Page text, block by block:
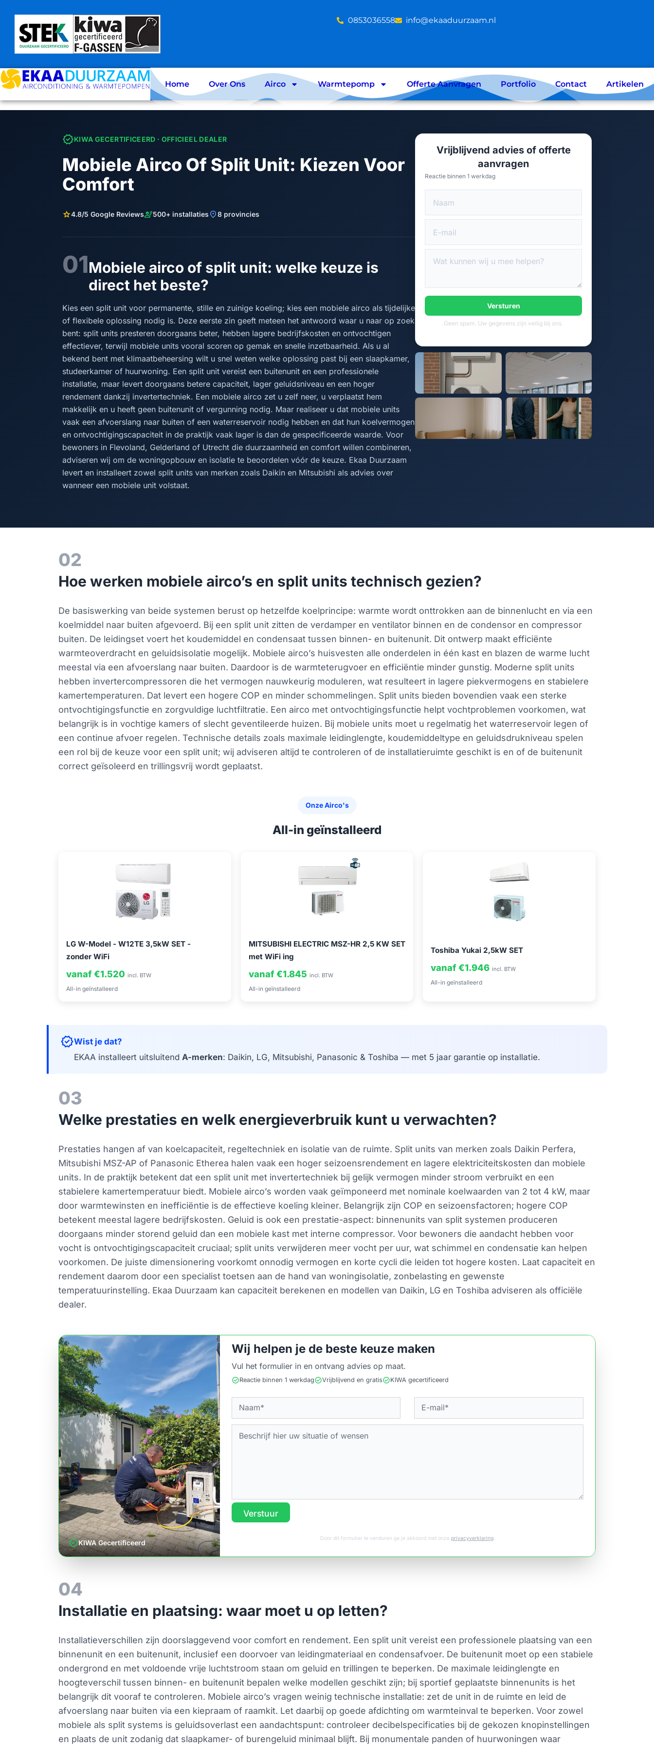
content
‪0853036558 info@ekaaduurzaam.nl
Home Over Ons Airco Warmtepomp Offerte Aanvragen Portfolio Contact Artikelen
verifiedKIWA GECERTIFICEERD · OFFICIEEL DEALER
Mobiele Airco Of Split Unit: Kiezen Voor
Comfort
star4.8/5 Google Reviewsengineering500+ installaties location_on8 provincies
01Mobiele airco of split unit: welke keuze is
direct het beste?
Kies een split unit voor permanente, stille en zuinige koeling; kies een mobiele airco als tijdelijke
of flexibele oplossing nodig is. Deze eerste zin geeft meteen het antwoord waar u naar op zoek
bent: split units presteren doorgaans beter, hebben lagere bedrijfskosten en ontvochtigen
effectiever, terwijl mobiele units vooral scoren op gemak en snelle inzetbaarheid. Als u al
bekend bent met klimaatbeheersing wilt u snel weten welke oplossing past bij een slaapkamer,
studeerkamer of huurwoning. Een split unit vereist een buitenunit en een professionele
installatie, maar levert doorgaans betere capaciteit, lager geluidsniveau en een hoger
rendement dankzij invertertechniek. Een mobiele airco zet u zelf neer, u verplaatst hem
makkelijk en u heeft geen buitenunit of vergunning nodig. Maar realiseer u dat mobiele units
vaak een afvoerslang naar buiten of een waterreservoir nodig hebben en dat hun koelvermogen
en ontvochtigingscapaciteit in de praktijk vaak lager is dan de gespecificeerde waarde. Voor
bewoners in Flevoland, Gelderland of Utrecht die duurzaamheid en comfort willen combineren,
adviseren wij om de woningopbouw en isolatie te beoordelen vóór de keuze. Ekaa Duurzaam
levert en installeert zowel split units van merken zoals Daikin en Mitsubishi als advies over
wanneer een mobiele unit volstaat.
Vrijblijvend advies of offerte
aanvragen
Reactie binnen 1 werkdag
Versturen
Geen spam. Uw gegevens zijn veilig bij ons.
02
Hoe werken mobiele airco’s en split units technisch gezien?
De basiswerking van beide systemen berust op hetzelfde koelprincipe: warmte wordt onttrokken aan de binnenlucht en via een
koelmiddel naar buiten afgevoerd. Bij een split unit zitten de verdamper en ventilator binnen en de condensor en compressor
buiten. De leidingset voert het koudemiddel en condensaat tussen binnen- en buitenunit. Dit ontwerp maakt efficiënte
warmteoverdracht en geluidsisolatie mogelijk. Mobiele airco’s huisvesten alle onderdelen in één kast en blazen de warme lucht
meestal via een afvoerslang naar buiten. Daardoor is de warmteterugvoer en efficiëntie minder gunstig. Moderne split units
hebben invertercompressoren die het vermogen nauwkeurig moduleren, wat resulteert in lagere piekvermogens en stabielere
kamertemperaturen. Dat levert een hogere COP en minder schommelingen. Split units bieden bovendien vaak een sterke
ontvochtigingsfunctie en zorgvuldige luchtfiltratie. Een airco met ontvochtigingsfunctie helpt vochtproblemen voorkomen, wat
belangrijk is in vochtige kamers of slecht geventileerde huizen. Bij mobiele units moet u regelmatig het waterreservoir legen of
een continue afvoer regelen. Technische details zoals maximale leidinglengte, koudemiddeltype en geluidsdrukniveau spelen
een rol bij de keuze voor een split unit; wij adviseren altijd te controleren of de installatieruimte geschikt is en of de buitenunit
correct geïsoleerd en trillingsvrij wordt geplaatst.
Onze Airco's
All-in geïnstalleerd
LG W-Model - W12TE 3,5kW SET -
zonder WiFi
vanaf €1.520 incl. BTW
All-in geïnstalleerd
MITSUBISHI ELECTRIC MSZ-HR 2,5 KW SET
met WiFi ing
vanaf €1.845 incl. BTW
All-in geïnstalleerd
Toshiba Yukai 2,5kW SET
vanaf €1.946 incl. BTW
All-in geïnstalleerd
verifiedWist je dat?
EKAA installeert uitsluitend A-merken: Daikin, LG, Mitsubishi, Panasonic & Toshiba — met 5 jaar garantie op installatie.
03
Welke prestaties en welk energieverbruik kunt u verwachten?
Prestaties hangen af van koelcapaciteit, regeltechniek en isolatie van de ruimte. Split units van merken zoals Daikin Perfera,
Mitsubishi MSZ-AP of Panasonic Etherea halen vaak een hoger seizoensrendement en lagere elektriciteitskosten dan mobiele
units. In de praktijk betekent dat een split unit met invertertechniek bij gelijk vermogen minder stroom verbruikt en een
stabielere kamertemperatuur biedt. Mobiele airco’s worden vaak geïmponeerd met nominale koelwaarden van 2 tot 4 kW, maar
door warmtewinsten en inefficiëntie is de effectieve koeling kleiner. Belangrijk zijn COP en seizoensfactoren; hogere COP
betekent meestal lagere bedrijfskosten. Geluid is ook een prestatie-aspect: binnenunits van split systemen produceren
doorgaans minder storend geluid dan een mobiele kast met interne compressor. Voor bewoners die aandacht hebben voor
vocht is ontvochtigingscapaciteit cruciaal; split units verwijderen meer vocht per uur, wat schimmel en condensatie kan helpen
voorkomen. De juiste dimensionering voorkomt onnodig vermogen en korte cycli die leiden tot hogere kosten. Laat capaciteit en
rendement daarom door een specialist toetsen aan de hand van woningisolatie, zonbelasting en gewenste
temperatuurinstelling. Ekaa Duurzaam kan capaciteit berekenen en modellen van Daikin, LG en Toshiba adviseren als officiële
dealer.
verifiedKIWA Gecertificeerd
Wij helpen je de beste keuze maken
Vul het formulier in en ontvang advies op maat.
check_circleReactie binnen 1 werkdagcheck_circleVrijblijvend en gratischeck_circleKIWA gecertificeerd
Verstuur
Door dit formulier te versturen ga je akkoord met onze privacyverklaring.
04
Installatie en plaatsing: waar moet u op letten?
Installatieverschillen zijn doorslaggevend voor comfort en rendement. Een split unit vereist een professionele plaatsing van een
binnenunit en een buitenunit, inclusief een doorvoer van leidingmateriaal en condensafvoer. De buitenunit moet op een stabiele
ondergrond en met voldoende vrije luchtstroom staan om geluid en trillingen te beperken. De maximale leidinglengte en
hoogteverschil tussen binnen- en buitenunit bepalen welke modellen geschikt zijn; bij sportief geplaatste binnenunits is het
belangrijk dit vooraf te controleren. Mobiele airco’s vragen weinig technische installatie: zet de unit in de ruimte en leid de
afvoerslang naar buiten via een kiepraam of raamkit. Let daarbij op goede afdichting om warmteinval te beperken. Voor zowel
mobiele als split systems is geluidsoverlast een aandachtspunt: controleer decibelspecificaties bij de gekozen knopinstellingen
en plaats de unit zodanig dat slaapkamer- of burengeluid minimaal blijft. Bij monumentale panden of huurwoningen waar